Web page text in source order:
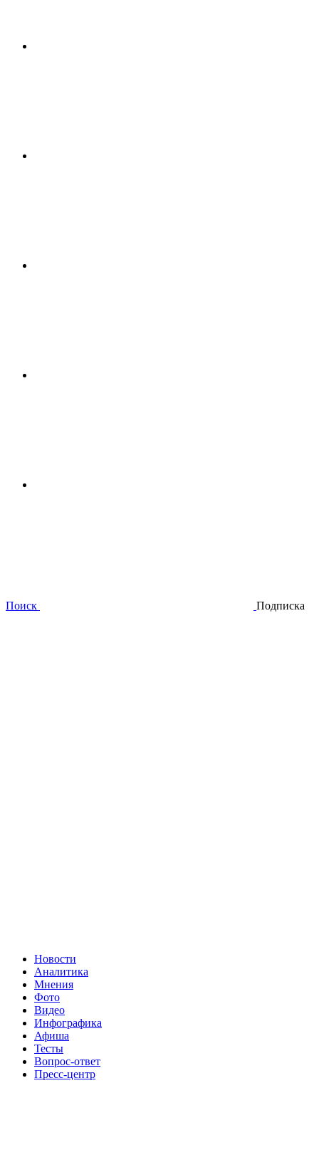
Поиск Подписка
Новости
Аналитика
Мнения
Фото
Видео
Инфографика
Афиша
Тесты
Вопрос-ответ
Пресс-центр